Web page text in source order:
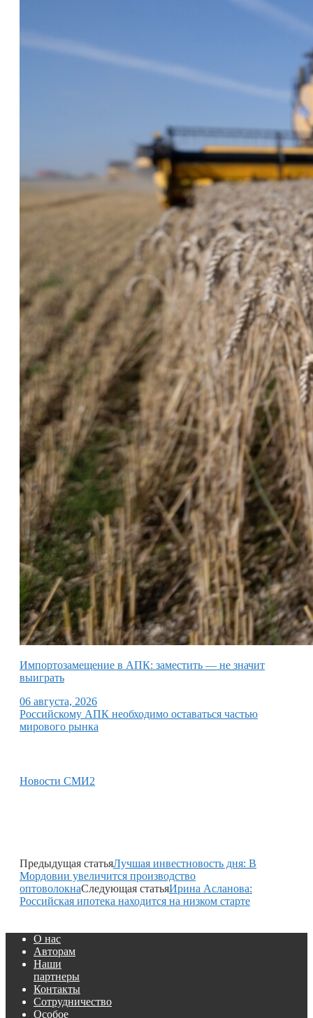
Импортозамещение в АПК: заместить — не значит
выиграть
06 августа, 2026
Российскому АПК необходимо оставаться частью
мирового рынка
Новости СМИ2
Предыдущая статьяЛучшая инвестновость дня: В
Мордовии увеличится производство
оптоволокнаСледующая статьяИрина Асланова:
Российская ипотека находится на низком старте
О нас
Авторам
Наши
партнеры
Контакты
Сотрудничество
Особое